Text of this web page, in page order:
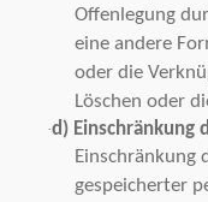
Offenlegung
eine andere
oder die
Löschen oder
·d) Einschränkung
Einschränkung
gespeicherter